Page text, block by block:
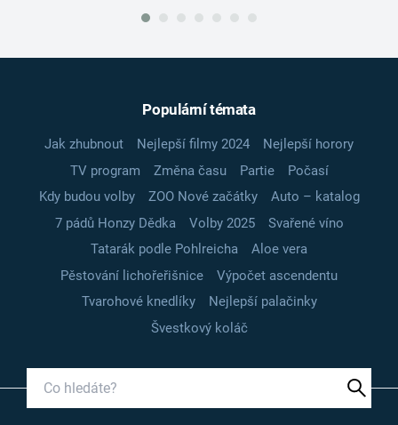
Populární témata
Jak zhubnout Nejlepší filmy 2024
Nejlepší horory
TV program
Změna času Partie
Počasí
Kdy budou volby
ZOO Nové začátky
Auto – katalog
7 pádů Honzy Dědka
Volby 2025
Svařené víno
Tatarák podle Pohlreicha
Aloe vera
Pěstování lichořeřišnice
Výpočet ascendentu
Tvarohové knedlíky
Nejlepší palačinky
Švestkový koláč